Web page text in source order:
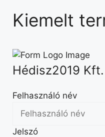
Kiemelt
Hédisz2019
Felhasználó név
Jelszó